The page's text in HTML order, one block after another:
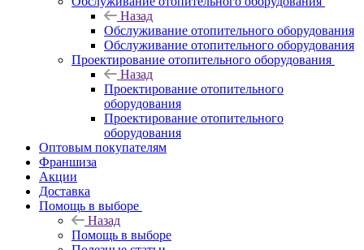
Назад
Обслуживание отопительного оборудования
Обслуживание отопительного оборудования
Проектирование отопительного оборудования
Назад
Проектирование отопительного
оборудования
Проектирование отопительного
оборудования
Оптовым покупателям
Франшиза
Акции
Доставка
Помощь в выборе
Назад
Помощь в выборе